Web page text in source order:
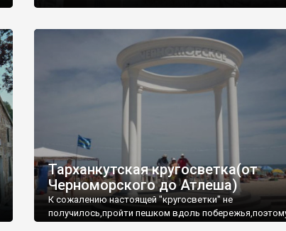
Тарханкутская кругосветка(от
Черноморского до Атлеша)
К сожалению настоящей "кругосветки" не
получилось,пройти пешком вдоль